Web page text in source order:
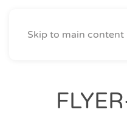
Skip to main content